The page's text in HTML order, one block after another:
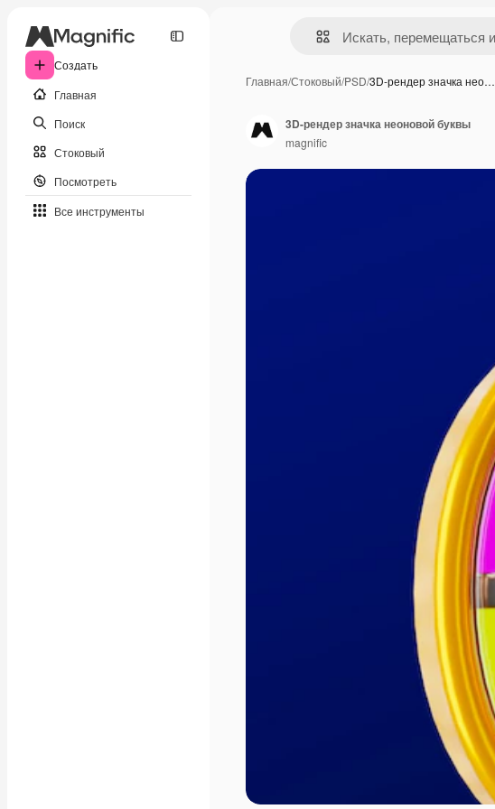
Создать
Главная
Поиск
Стоковый
Посмотреть
Все инструменты
Главная/Стоковый/PSD/3D-рендер значка нео…
3D-рендер значка неоновой буквы
magnific